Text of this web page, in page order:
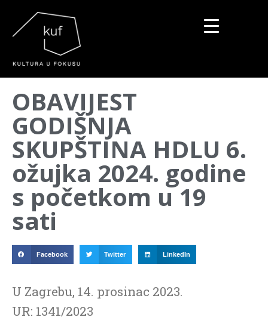
OBAVIJEST
GODIŠNJA
SKUPŠTINA HDLU 6.
ožujka 2024. godine
s početkom u 19
sati
Facebook Twitter LinkedIn
U Zagrebu, 14. prosinac 2023.
UR: 1341/2023
▼
▼